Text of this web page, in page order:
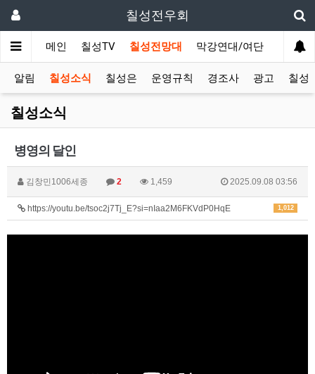
칠성전우회
메인 칠성TV 칠성전망대 막강연대/여단 사단
알림 칠성소식 칠성은 운영규칙 경조사 광고 칠성
칠성소식
병영의 달인
김창민1006세종 2 1,459 2025.09.08 03:56
1,012
https://youtu.be/tsoc2j7Tj_E?si=nIaa2M6FKVdP0HqE